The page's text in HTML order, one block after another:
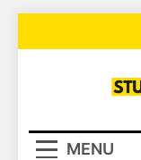
MENU